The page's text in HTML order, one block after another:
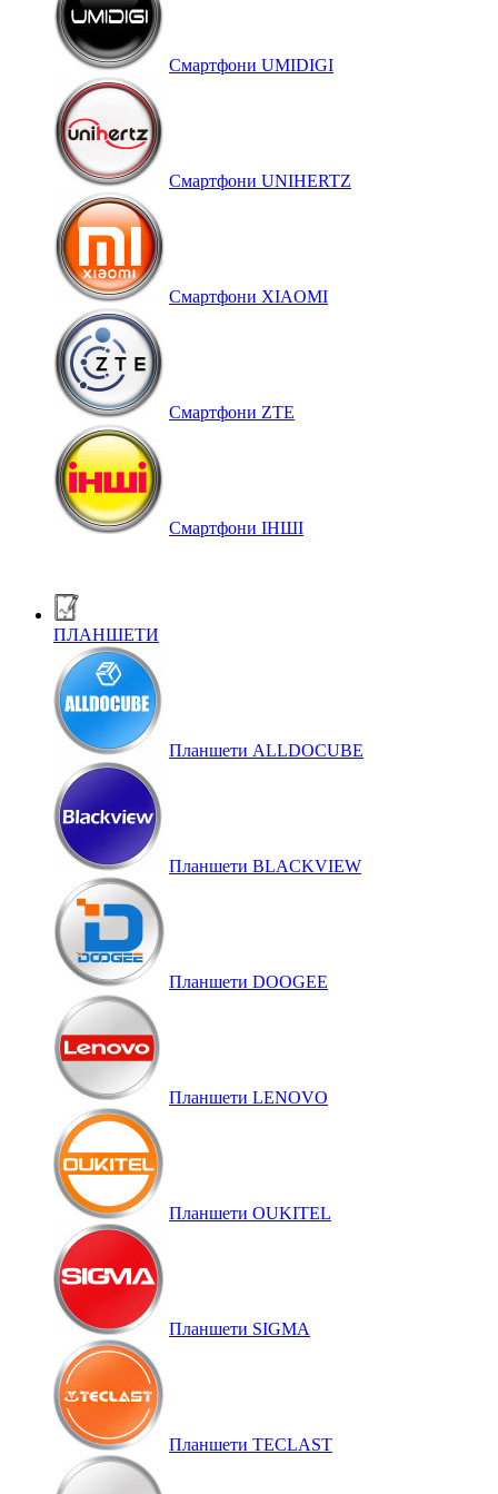
Смартфони UMIDIGI
Смартфони UNIHERTZ
Смартфони XIAOMI
Смартфони ZTE
Смартфони ІНШІ
ПЛАНШЕТИ
Планшети ALLDOCUBE
Планшети BLACKVIEW
Планшети DOOGEE
Планшети LENOVO
Планшети OUKITEL
Планшети SIGMA
Планшети TECLAST